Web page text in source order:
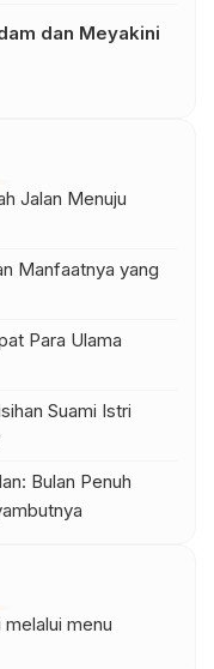
dan Meyakini
Jalan Menuju
Manfaatnya yang
Para Ulama
Suami Istri
Bulan Penuh
menu